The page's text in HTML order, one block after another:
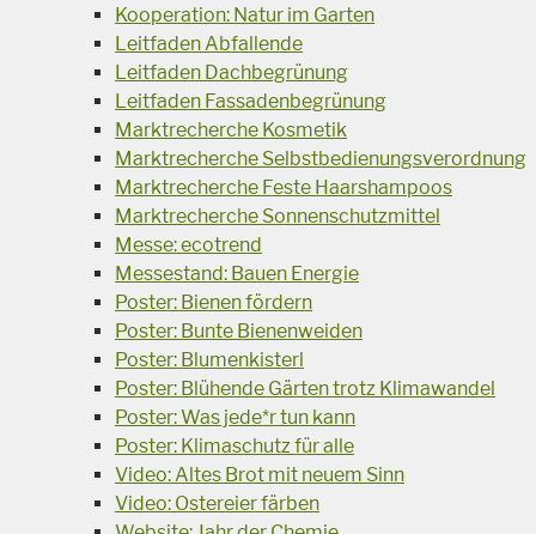
Kooperation: Natur im Garten
Leitfaden Abfallende
Leitfaden Dachbegrünung
Leitfaden Fassadenbegrünung
Marktrecherche Kosmetik
Marktrecherche Selbstbedienungsverordnung
Marktrecherche Feste Haarshampoos
Marktrecherche Sonnenschutzmittel
Messe: ecotrend
Messestand: Bauen Energie
Poster: Bienen fördern
Poster: Bunte Bienenweiden
Poster: Blumenkisterl
Poster: Blühende Gärten trotz Klimawandel
Poster: Was jede*r tun kann
Poster: Klimaschutz für alle
Video: Altes Brot mit neuem Sinn
Video: Ostereier färben